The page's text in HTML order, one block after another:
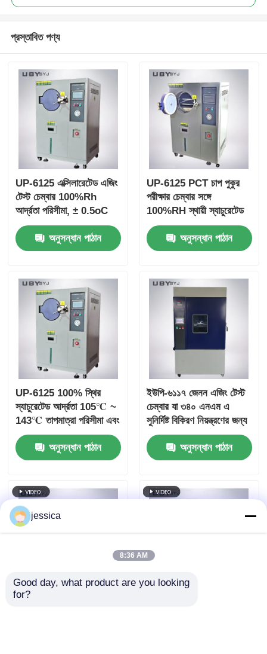
প্রস্তাবিত পণ্য
UP-6125 এক্সিলারেটেড এজিং
টেস্ট চেম্বার 100%Rh
আর্দ্রতা পরিসীমা, ± 0.5oC
তাপমাত্রা অভিন্নতা এবং
ইলেকট্রনিক শিল্প পরীক্ষার জন্য
105oC ~ + 135oC
অনুসন্ধান পাঠান
UP-6125 PCT চাপ পুকুর
পরীক্ষার চেম্বার সঙ্গে
100%RH স্থায়ী স্যাচুরেটেড
বাষ্প জন্য 105 °C ~ 143
°C তাপমাত্রা পরিসীমা এবং
0.05 ~ 0.30MPa কাজের
অনুসন্ধান পাঠান
UP-6125 100% স্থির
স্যাচুরেটেড আর্দ্রতা 105℃ ~
143℃ তাপমাত্রা পরিসীমা এবং
0.05~ 0.30MPa কাজের
চাপ সহ ত্বরিত বার্ধক্য পরীক্ষা
চেম্বার
অনুসন্ধান পাঠান
ইউপি-৬১১৭ জেনন এজিং টেস্ট
চেম্বার যা ৩৪০ এনএম এ
সুনির্দিষ্ট বিকিরণ নিয়ন্ত্রণের জন্য
২.৫ কিলোওয়াট এয়ার-কুলড লং
আর্ক জেনন ল্যাম্প সহ
আইএসও এবং এএসটিএম
অনুসন্ধান পাঠান
jessica
8:36 AM
Good day, what product are you looking
for?